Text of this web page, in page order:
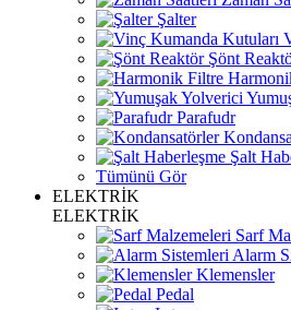
Şalter
Şönt
Parafudr
Şalt
Tümünü Gör
ELEKTRİK
ELEKTRİK
Sarf
Alarm
Klemensler
Pedal